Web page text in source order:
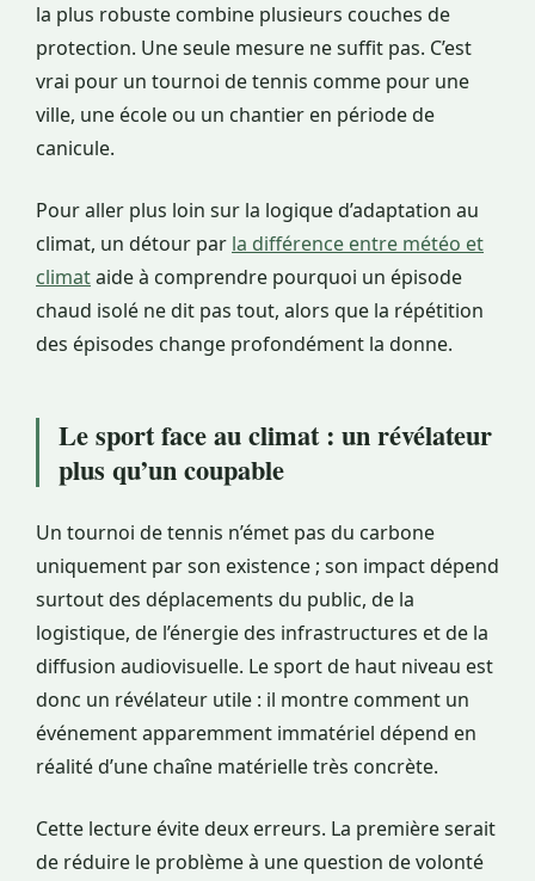
la plus robuste combine plusieurs couches de
protection. Une seule mesure ne suffit pas. C’est
vrai pour un tournoi de tennis comme pour une
ville, une école ou un chantier en période de
canicule.
Pour aller plus loin sur la logique d’adaptation au
climat, un détour par la différence entre météo et
climataide à comprendre pourquoi un épisode
chaud isolé ne dit pas tout, alors que la répétition
des épisodes change profondément la donne.
Le sport face au climat : un révélateur
plus qu’un coupable
Un tournoi de tennis n’émet pas du carbone
uniquement par son existence ; son impact dépend
surtout des déplacements du public, de la
logistique, de l’énergie des infrastructures et de la
diffusion audiovisuelle. Le sport de haut niveau est
donc un révélateur utile : il montre comment un
événement apparemment immatériel dépend en
réalité d’une chaîne matérielle très concrète.
Cette lecture évite deux erreurs. La première serait
de réduire le problème à une question de volonté